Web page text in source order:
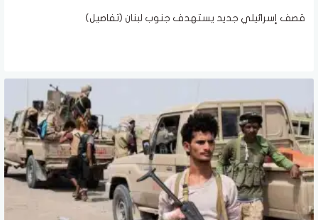
قصف إسرائيلي جديد يستهدف جنوب لبنان (تفاصيل)